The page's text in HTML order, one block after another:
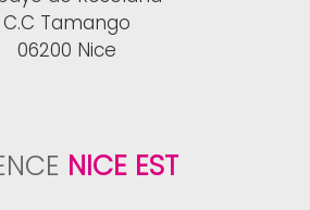
C.C Tamango
06200 Nice
NICE EST